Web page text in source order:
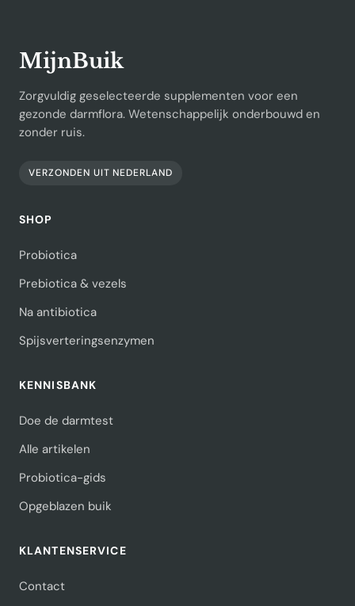
MijnBuik
Zorgvuldig geselecteerde supplementen voor een
gezonde darmflora. Wetenschappelijk onderbouwd en
zonder ruis.
VERZONDEN UIT NEDERLAND
SHOP
Probiotica
Prebiotica & vezels
Na antibiotica
Spijsverteringsenzymen
KENNISBANK
Doe de darmtest
Alle artikelen
Probiotica-gids
Opgeblazen buik
KLANTENSERVICE
Contact